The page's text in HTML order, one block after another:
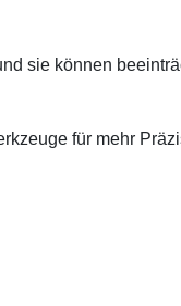
sie können
für mehr